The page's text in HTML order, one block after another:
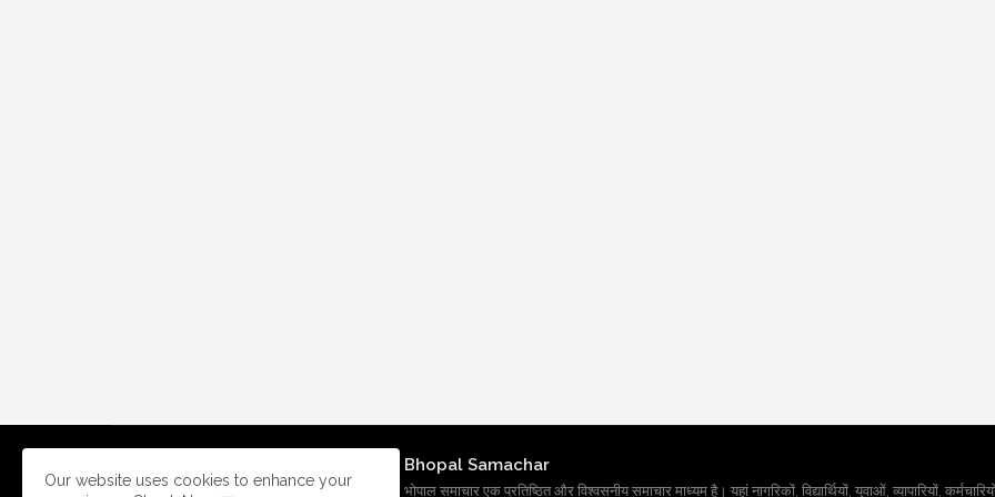
Bhopal Samachar
भोपाल समाचार एक प्रतिष्ठित और विश्वसनीय समाचार माध्यम है। यहां नागरिकों, विद्यार्थियों, युवाओं, व्यापारियों,
Our website uses cookies to enhance your